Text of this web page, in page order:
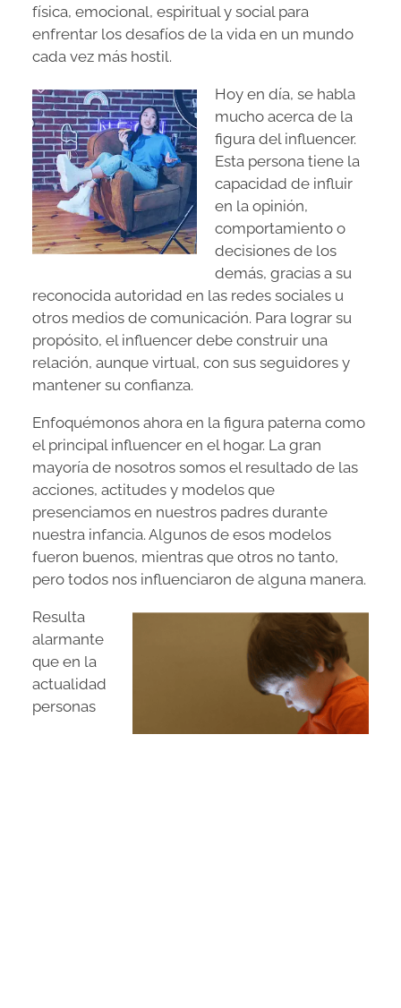
física, emocional, espiritual y social para
enfrentar los desafíos de la vida en un mundo
cada vez más hostil.
Hoy en día, se habla
mucho acerca de la
figura del influencer.
Esta persona tiene la
capacidad de influir
en la opinión,
comportamiento o
decisiones de los
demás, gracias a su
reconocida autoridad en las redes sociales u
otros medios de comunicación. Para lograr su
propósito, el influencer debe construir una
relación, aunque virtual, con sus seguidores y
mantener su confianza.
Enfoquémonos ahora en la figura paterna como
el principal influencer en el hogar. La gran
mayoría de nosotros somos el resultado de las
acciones, actitudes y modelos que
presenciamos en nuestros padres durante
nuestra infancia. Algunos de esos modelos
fueron buenos, mientras que otros no tanto,
pero todos nos influenciaron de alguna manera.
Resulta
alarmante
que en la
actualidad
personas